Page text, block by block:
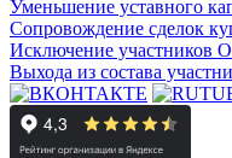
Уменьшение уставного
Сопровождение сделок
Исключение участников
Выхода из состава